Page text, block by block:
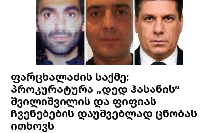
ფარცხალაძის საქმე:
პროკურატურა „დედ ჰასანის“
შვილიშვილის და ფიფიას
ჩვენებების დაუშვებლად ცნობას
ითხოვს